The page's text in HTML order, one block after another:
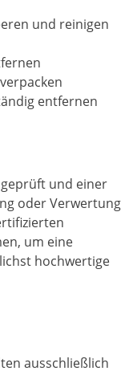
und reinigen
entfernen
und einer
oder Verwertung
um eine
hochwertige
ausschließlich